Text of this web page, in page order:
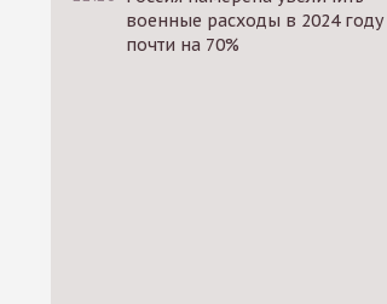
военные расходы в 2024 году
почти на 70%